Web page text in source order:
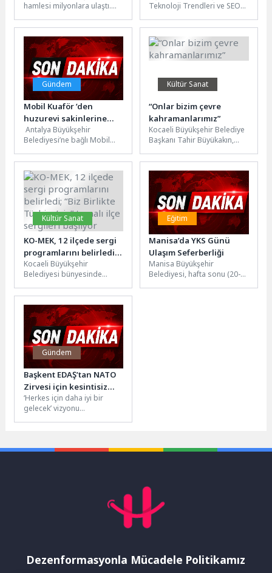
hamlesi milyonlara ulaştı.
kapsamında üretilen dijital
içerikler 44...
Teknoloji Trendleri ve SEO
sürekli gelişen bir alan
olup...
Gündem
Mobil Kuaför ’den
huzurevi sakinlerine
bayram tıraşı
Antalya Büyükşehir
Belediyesi’ne bağlı Mobil
Huzurevi'nde kalan yaşlılara
Kurban Bayramı öncesi...
Kültür Sanat
“Onlar bizim çevre
kahramanlarımız”
Kocaeli Büyükşehir Belediye
Başkanı Tahir Büyükakın,
programında öğrenciler ile
bir araya geldi....
Kültür Sanat
KO-MEK, 12 ilçede sergi
programlarını belirledi;
“Biz Birlikte Türkiye’yiz”
temalı ilçe sergileri
başlıyor
Kocaeli Büyükşehir
Belediyesi bünyesinde
yıl büyük ilgi gören ilçe
sergileri bu...
Eğitim
Manisa’da YKS Günü
Ulaşım Seferberliği
Manisa Büyükşehir
Belediyesi, hafta sonu (20-
Gündem
Başkent EDAŞ’tan NATO
Zirvesi için kesintisiz
enerji hazırlığı
‘Herkes için daha iyi bir
gelecek’ vizyonu
Dağıtım Şirketleri’nden...
Dezenformasyonla Mücadele Politikamız